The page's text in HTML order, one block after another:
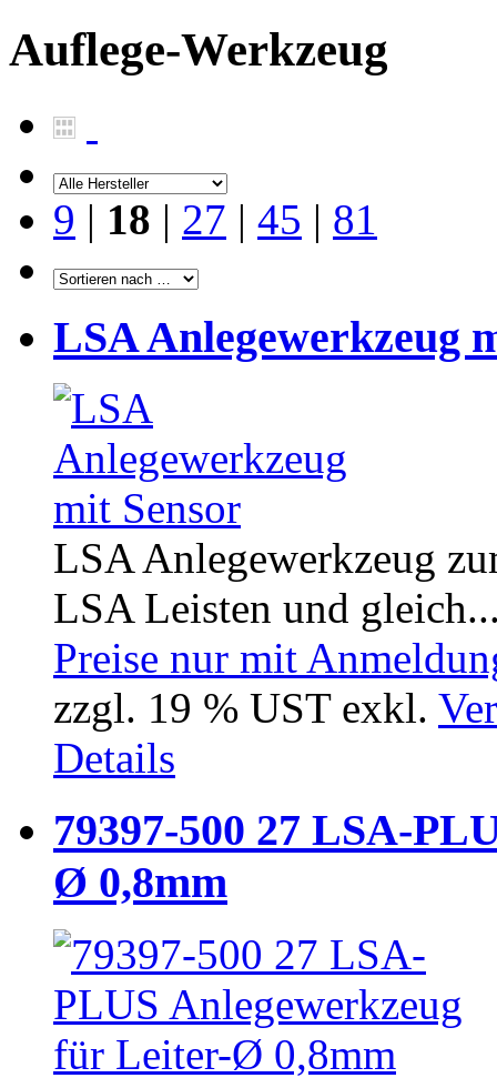
Auflege-Werkzeug
9 | 18 | 27 | 45 | 81
LSA Anlegewerkzeug
LSA Anlegewerkzeug
LSA Leisten und
Preise nur mit
zzgl. 19 % UST exkl.
Details
79397-500 27 LSA-
Ø 0,8mm